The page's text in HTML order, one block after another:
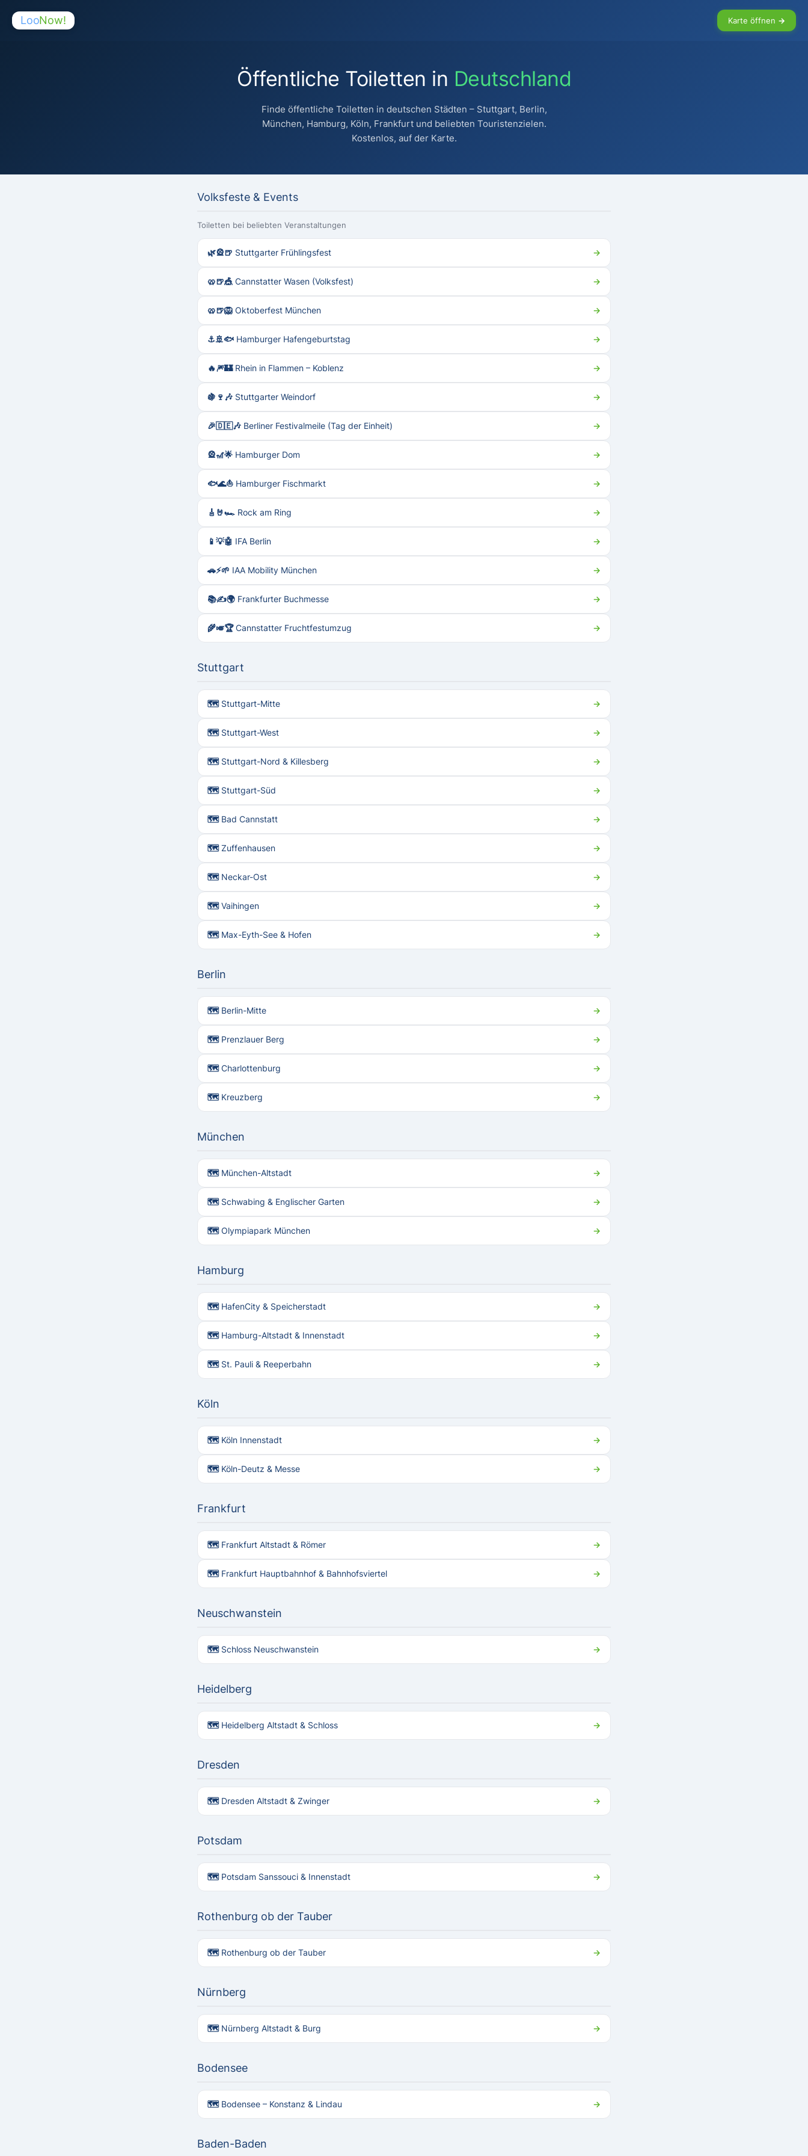
LooNow! Karte öffnen →
Öffentliche Toiletten in Deutschland
Finde öffentliche Toiletten in deutschen Städten – Stuttgart, Berlin,
München, Hamburg, Köln, Frankfurt und beliebten Touristenzielen.
Kostenlos, auf der Karte.
Volksfeste & Events
Toiletten bei beliebten Veranstaltungen
🌿🎡🍺 Stuttgarter Frühlingsfest →
🥨🍺🎪 Cannstatter Wasen (Volksfest) →
🥨🍺🦁 Oktoberfest München →
⚓🚢🐟 Hamburger Hafengeburtstag →
🔥🎆🏰 Rhein in Flammen – Koblenz →
🍇🍷🎶 Stuttgarter Weindorf →
🎉🇩🇪🎶 Berliner Festivalmeile (Tag der Einheit) →
🎡🎢🌟 Hamburger Dom →
🐟🌊⛵ Hamburger Fischmarkt →
🎸🤘🏎️ Rock am Ring →
📱💡🤖 IFA Berlin →
🚗⚡🌱 IAA Mobility München →
📚✍️🌍 Frankfurter Buchmesse →
🌾🎺🏆 Cannstatter Fruchtfestumzug →
Stuttgart
🗺 Stuttgart-Mitte →
🗺 Stuttgart-West →
🗺 Stuttgart-Nord & Killesberg →
🗺 Stuttgart-Süd →
🗺 Bad Cannstatt →
🗺 Zuffenhausen →
🗺 Neckar-Ost →
🗺 Vaihingen →
🗺 Max-Eyth-See & Hofen →
Berlin
🗺 Berlin-Mitte →
🗺 Prenzlauer Berg →
🗺 Charlottenburg →
🗺 Kreuzberg →
München
🗺 München-Altstadt →
🗺 Schwabing & Englischer Garten →
🗺 Olympiapark München →
Hamburg
🗺 HafenCity & Speicherstadt →
🗺 Hamburg-Altstadt & Innenstadt →
🗺 St. Pauli & Reeperbahn →
Köln
🗺 Köln Innenstadt →
🗺 Köln-Deutz & Messe →
Frankfurt
🗺 Frankfurt Altstadt & Römer →
🗺 Frankfurt Hauptbahnhof & Bahnhofsviertel →
Neuschwanstein
🗺 Schloss Neuschwanstein →
Heidelberg
🗺 Heidelberg Altstadt & Schloss →
Dresden
🗺 Dresden Altstadt & Zwinger →
Potsdam
🗺 Potsdam Sanssouci & Innenstadt →
Rothenburg ob der Tauber
🗺 Rothenburg ob der Tauber →
Nürnberg
🗺 Nürnberg Altstadt & Burg →
Bodensee
🗺 Bodensee – Konstanz & Lindau →
Baden-Baden